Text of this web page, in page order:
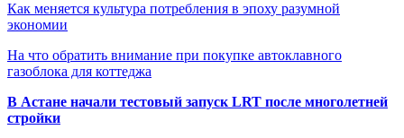
Как меняется культура потребления в эпоху разумной
экономии
На что обратить внимание при покупке автоклавного
газоблока для коттеджа
В Астане начали тестовый запуск LRT после многолетней
стройки